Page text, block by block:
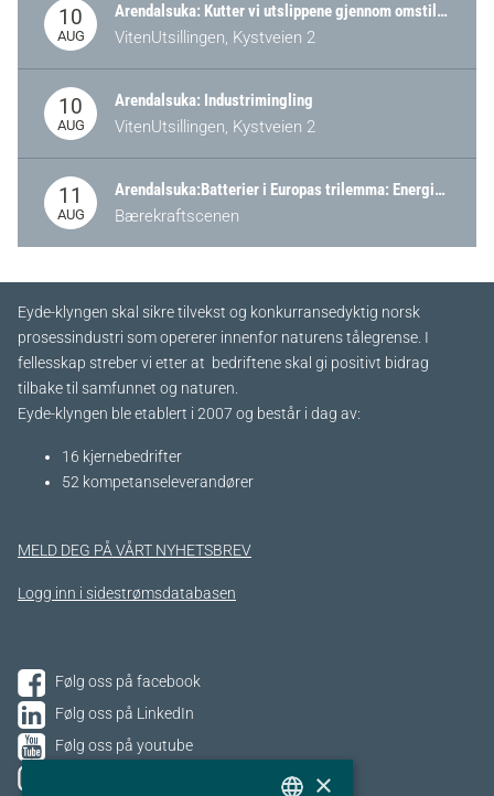
10
AUG
Arendalsuka: Kutter vi utslippene gjennom omstilling – eller tap av industri?
VitenUtsillingen, Kystveien 2
10
AUG
Arendalsuka: Industrimingling
VitenUtsillingen, Kystveien 2
11
AUG
Arendalsuka:Batterier i Europas trilemma: Energisikkerhet, konkurransekraft og bærekraft (Battery Norway-arrangement)
Bærekraftscenen
Eyde-klyngen skal sikre tilvekst og konkurransedyktig norsk
prosessindustri som opererer innenfor naturens tålegrense. I
fellesskap streber vi etter at bedriftene skal gi positivt bidrag
tilbake til samfunnet og naturen.
Eyde-klyngen ble etablert i 2007 og består i dag av:
16 kjernebedrifter​
52 kompetanseleverandører
MELD DEG PÅ VÅRT NYHETSBREV
Logg inn i sidestrømsdatabasen
Følg oss på facebook
Følg oss på LinkedIn
Følg oss på youtube
×